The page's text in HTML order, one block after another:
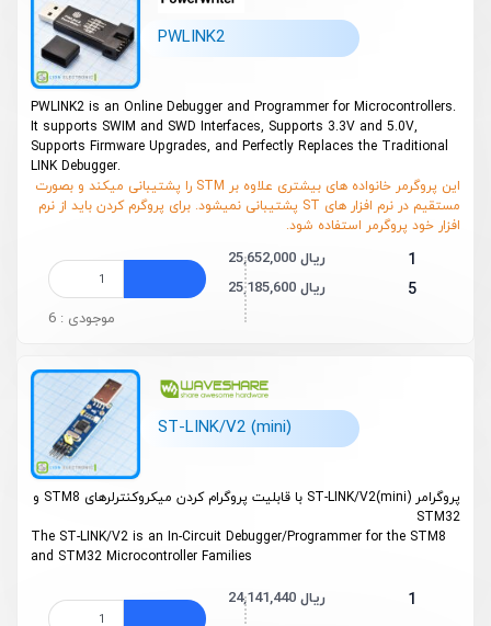
PWLINK2
PWLINK2 is an Online Debugger and Programmer for Microcontrollers.
It supports SWIM and SWD Interfaces, Supports 3.3V and 5.0V,
Supports Firmware Upgrades, and Perfectly Replaces the Traditional
LINK Debugger.
این پروگرمر خانواده های بیشتری علاوه بر STM را پشتیبانی میکند و بصورت
مستقیم در نرم افزار های ST پشتیبانی نمیشود. برای پروگرم کردن باید از نرم
افزار خود پروگرمر استفاده شود.
1 25,652,000 ریال
5
25,185,600 ریال
موجودی : 6
ST-LINK/V2 (mini)
پروگرامر ST-LINK/V2(mini) با قابلیت پروگرام کردن میکروکنترلر‌های STM8 و
STM32
The ST-LINK/V2 is an In-Circuit Debugger/Programmer for the STM8
and STM32 Microcontroller Families
1 24,141,440 ریال